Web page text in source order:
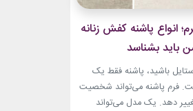
انواع پاشنه کفش زنانه
باید بشناسد
باشید، پاشنه فقط یک
فرم پاشنه می‌تواند شخصیت
دهد. یک مدل می‌تواند